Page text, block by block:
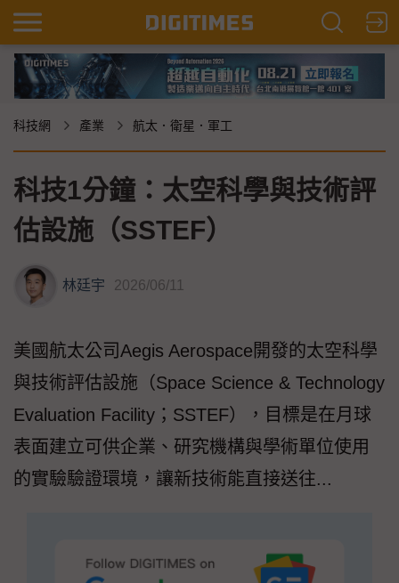
科技網 產業 航太．衛星．軍工
科技1分鐘：太空科學與技術評
估設施（SSTEF）
林廷宇 2026/06/11
美國航太公司Aegis Aerospace開發的太空科學
與技術評估設施（Space Science & Technology
Evaluation Facility；SSTEF），目標是在月球
表面建立可供企業、研究機構與學術單位使用
的實驗驗證環境，讓新技術能直接送往...